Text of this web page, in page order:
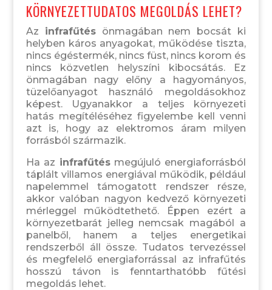
KÖRNYEZETTUDATOS MEGOLDÁS LEHET?
Az infrafűtésönmagában nem bocsát ki
helyben káros anyagokat, működése tiszta,
nincs égéstermék, nincs füst, nincs korom és
nincs közvetlen helyszíni kibocsátás. Ez
önmagában nagy előny a hagyományos,
tüzelőanyagot használó megoldásokhoz
képest. Ugyanakkor a teljes környezeti
hatás megítéléséhez figyelembe kell venni
azt is, hogy az elektromos áram milyen
forrásból származik.
Ha az infrafűtésmegújuló energiaforrásból
táplált villamos energiával működik, például
napelemmel támogatott rendszer része,
akkor valóban nagyon kedvező környezeti
mérleggel működtethető. Éppen ezért a
környezetbarát jelleg nemcsak magából a
panelből, hanem a teljes energetikai
rendszerből áll össze. Tudatos tervezéssel
és megfelelő energiaforrással az infrafűtés
hosszú távon is fenntarthatóbb fűtési
megoldás lehet.